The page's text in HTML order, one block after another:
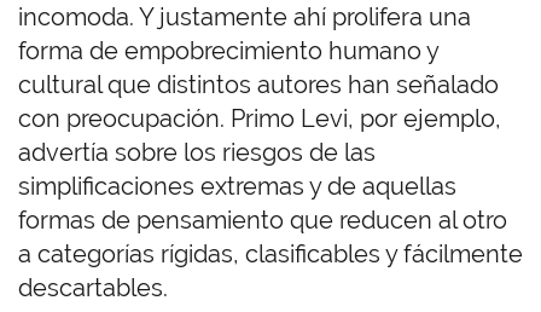
incomoda. Y justamente ahí prolifera una
forma de empobrecimiento humano y
cultural que distintos autores han señalado
con preocupación. Primo Levi, por ejemplo,
advertía sobre los riesgos de las
simplificaciones extremas y de aquellas
formas de pensamiento que reducen al otro
a categorías rígidas, clasificables y fácilmente
descartables.